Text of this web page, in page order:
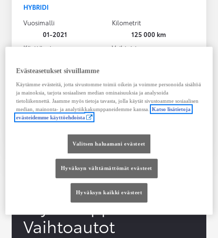
HYBRIDI
Vuosimalli
01-2021
Kilometrit
125 000 km
Käyttövoima
Vaihteisto
Näytä lisää
20 980,00 €
283,33 € / kk
Tutustu autoon
Vertaile
Toyota Approved
Vaihtoautot
Evästeasetukset sivuillamme
Käytämme evästeitä, jotta sivustomme toimii oikein ja voimme personoida sisältöä
ja mainoksia, tarjota sosiaalisen median ominaisuuksia ja analysoida
tietoliikennettä. Jaamme myös tietoja tavasta, jolla käytät sivustoamme sosiaalisen
median, mainonta- ja analytiikkakumppaneidemme kanssa. Katso lisätietoja
evästeidemme käyttöehdoista
Valitsen haluamani evästeet
Hyväksyn välttämättömät evästeet
Hyväksyn kaikki evästeet